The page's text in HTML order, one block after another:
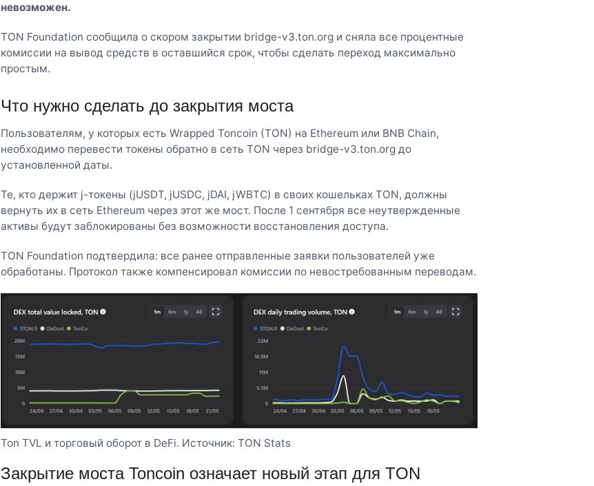
невозможен.
TON Foundation сообщила о скором закрытии bridge-v3.ton.org и сняла все процентные
комиссии на вывод средств в оставшийся срок, чтобы сделать переход максимально
простым.
Что нужно сделать до закрытия моста
Пользователям, у которых есть Wrapped Toncoin (TON) на Ethereum или BNB Chain,
необходимо перевести токены обратно в сеть TON через bridge-v3.ton.org до
установленной даты.
Те, кто держит j-токены (jUSDT, jUSDC, jDAI, jWBTC) в своих кошельках TON, должны
вернуть их в сеть Ethereum через этот же мост. После 1 сентября все неутвержденные
активы будут заблокированы без возможности восстановления доступа.
TON Foundation подтвердила: все ранее отправленные заявки пользователей уже
обработаны. Протокол также компенсировал комиссии по невостребованным переводам.
Ton TVL и торговый оборот в DeFi. Источник: TON Stats
Закрытие моста Toncoin означает новый этап для TON